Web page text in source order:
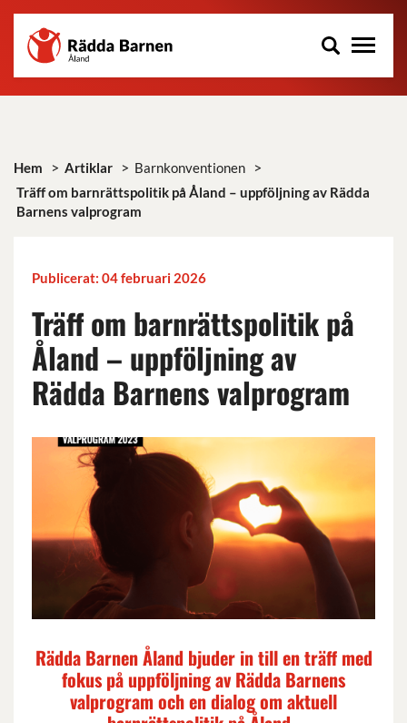
Hoppa
till
huvudinnehåll
Rädda
Barnen
på
Åland
Hem > Artiklar > Barnkonventionen >
Träff om barnrättspolitik på Åland – uppföljning av Rädda
Barnens valprogram
Publicerat: 04 februari 2026
Träff om barnrättspolitik på
Åland – uppföljning av
Rädda Barnens valprogram
Rädda Barnen Åland bjuder in till en träff med
fokus på uppföljning av Rädda Barnens
valprogram och en dialog om aktuell